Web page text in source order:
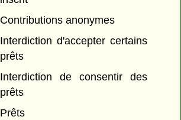
Contributions anonymes
Interdiction d'accepter certains
prêts
Interdiction de consentir des
prêts
Prêts